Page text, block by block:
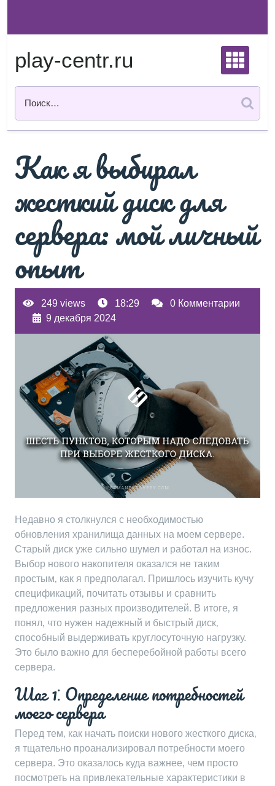
содержимому
play-centr.ru
Как я выбирал
жесткий диск для
сервера: мой личный
опыт
249 views 18:29
0 Комментарии
9 декабря 2024
Недавно я столкнулся с необходимостью
обновления хранилища данных на моем сервере.
Старый диск уже сильно шумел и работал на износ.
Выбор нового накопителя оказался не таким
простым‚ как я предполагал. Пришлось изучить кучу
спецификаций‚ почитать отзывы и сравнить
предложения разных производителей. В итоге‚ я
понял‚ что нужен надежный и быстрый диск‚
способный выдерживать круглосуточную нагрузку.
Это было важно для бесперебойной работы всего
сервера.
Шаг 1⁚ Определение потребностей
моего сервера
Перед тем‚ как начать поиски нового жесткого диска‚
я тщательно проанализировал потребности моего
сервера. Это оказалось куда важнее‚ чем просто
посмотреть на привлекательные характеристики в